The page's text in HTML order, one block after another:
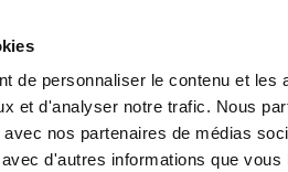
de personnaliser le contenu et les
et d'analyser notre trafic. Nous
nos partenaires de médias
d'autres informations que
Environnement